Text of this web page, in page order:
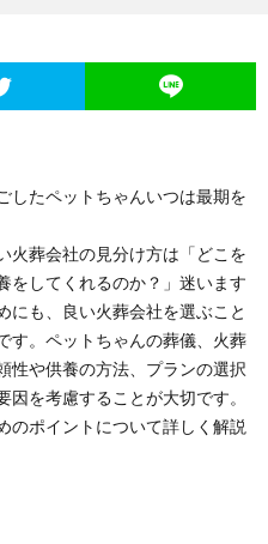
したペットちゃんいつは最期を
火葬会社の見分け方は「どこを
をしてくれるのか？」迷います
にも、良い火葬会社を選ぶこと
す。ペットちゃんの葬儀、火葬
性や供養の方法、プランの選択
を考慮することが大切です。
のポイントについて詳しく解説